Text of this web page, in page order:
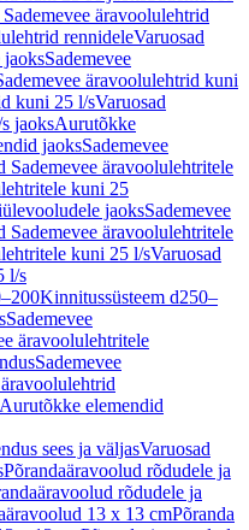
äravoolulehtrid
rennideleVaruosad
jaoksSademevee
äravoolulehtrid kuni
kuni 25 l/sVaruosad
jaoksAurutõkke
jaoksSademevee
Sademevee äravoolulehtritele
kuni 25
jaoksSademevee
Sademevee äravoolulehtritele
kuni 25 l/sVaruosad
l/s
Kinnitussüsteem d250–
Sademevee
äravoolulehtritele
Sademevee
elemendid
sees ja väljasVaruosad
Põrandaäravoolud rõdudele ja
rõdudele ja
13 x 13 cmPõranda